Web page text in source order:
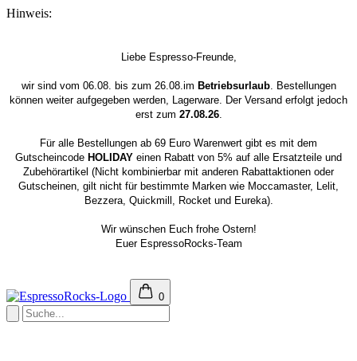
Hinweis:
Liebe Espresso-Freunde,
wir sind vom 06.08. bis zum 26.08.im Betriebsurlaub. Bestellungen
können weiter aufgegeben werden, Lagerware. Der Versand erfolgt jedoch
erst zum 27.08.26.
Für alle Bestellungen ab 69 Euro Warenwert gibt es mit dem
Gutscheincode HOLIDAY einen Rabatt von 5% auf alle Ersatzteile und
Zubehörartikel (Nicht kombinierbar mit anderen Rabattaktionen oder
Gutscheinen, gilt nicht für bestimmte Marken wie Moccamaster, Lelit,
Bezzera, Quickmill, Rocket und Eureka).
Wir wünschen Euch frohe Ostern!
Euer EspressoRocks-Team
0